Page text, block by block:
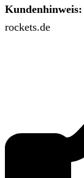
Kundenhinweis:
rockets.de